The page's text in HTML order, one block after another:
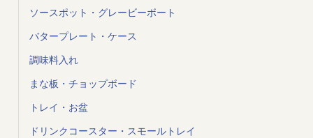
ソースポット・グレービーボート
バタープレート・ケース
調味料入れ
まな板・チョップボード
トレイ・お盆
ドリンクコースター・スモールトレイ